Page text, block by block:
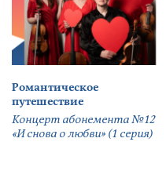
Романтическое
путешествие
Концерт абонемента №12
«И снова о любви» (1 серия)